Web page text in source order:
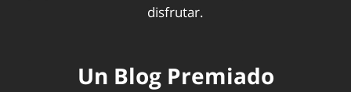
disfrutar.
Un Blog Premiado